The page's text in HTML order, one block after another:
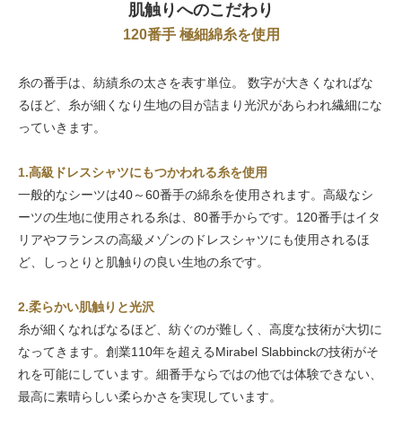
肌触りへのこだわり
120番手 極細綿糸を使用
糸の番手は、紡績糸の太さを表す単位。 数字が大きくなればな
るほど、糸が細くなり生地の目が詰まり光沢があらわれ繊細にな
っていきます。
1.高級ドレスシャツにもつかわれる糸を使用
一般的なシーツは40～60番手の綿糸を使用されます。高級なシ
ーツの生地に使用される糸は、80番手からです。120番手はイタ
リアやフランスの高級メゾンのドレスシャツにも使用されるほ
ど、しっとりと肌触りの良い生地の糸です。
2.柔らかい肌触りと光沢
糸が細くなればなるほど、紡ぐのが難しく、高度な技術が大切に
なってきます。創業110年を超えるMirabel Slabbinckの技術がそ
れを可能にしています。細番手ならではの他では体験できない、
最高に素晴らしい柔らかさを実現しています。